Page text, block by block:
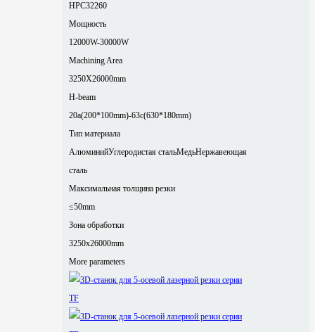
HPC32260
Мощность
12000W-30000W
Machining Area
3250X26000mm
H-beam
20a(200*100mm)-63c(630*180mm)
Тип материала
АлюминийУглеродистая стальМедьНержавеющая
сталь
Максимальная толщина резки
≤50mm
Зона обработки
3250x26000mm
More parameters